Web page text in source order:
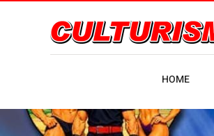
HOME